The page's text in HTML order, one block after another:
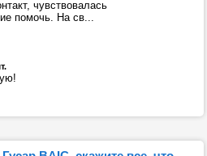
чувствовалась
помочь. На св...